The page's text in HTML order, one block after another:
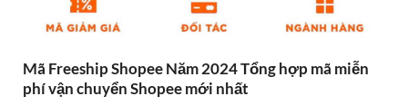
Mã Freeship Shopee Năm 2024 Tổng hợp mã miễn
phí vận chuyển Shopee mới nhất